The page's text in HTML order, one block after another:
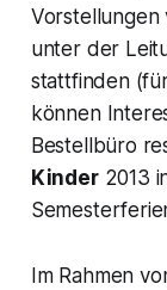
Vorstellungen
unter der
stattfinden
können
Bestellbüro
Kinder2013
Im Rahmen